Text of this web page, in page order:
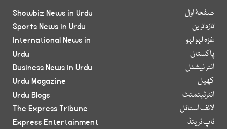
صفحۂ اول
تازہ ترین
غزہ لہو لہو
پاکستان
انٹر نیشنل
کھیل
انٹرٹینمنٹ
لائف اسٹائل
ٹاپ ٹرینڈ
Showbiz News in Urdu
Sports News in Urdu
International News in
Urdu
Business News in Urdu
Urdu Magazine
Urdu Blogs
The Express Tribune
Express Entertainment